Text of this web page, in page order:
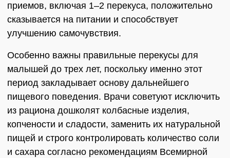
приемов, включая 1–2 перекуса, положительно
сказывается на питании и способствует
улучшению самочувствия.
Особенно важны правильные перекусы для
малышей до трех лет, поскольку именно этот
период закладывает основу дальнейшего
пищевого поведения. Врачи советуют исключить
из рациона дошколят колбасные изделия,
копчености и сладости, заменить их натуральной
пищей и строго контролировать количество соли
и сахара согласно рекомендациям Всемирной